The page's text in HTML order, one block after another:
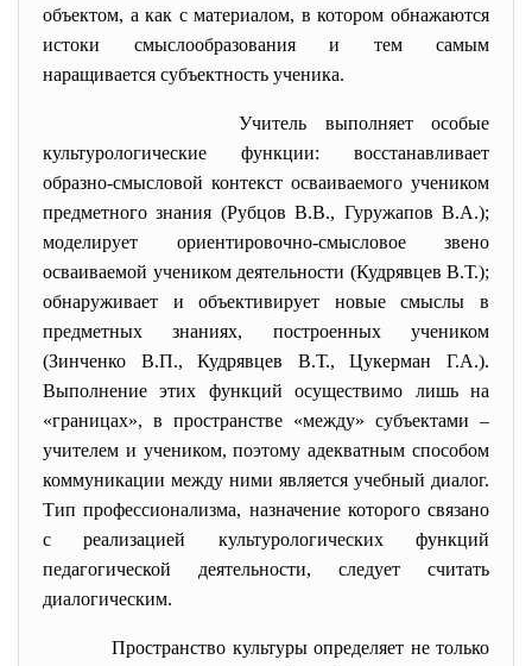
объектом, а как с материалом, в котором обнажаются
истоки смыслообразования и тем самым
наращивается субъектность ученика.
Учитель выполняет особые
культурологические функции: восстанавливает
образно-смысловой контекст осваиваемого учеником
предметного знания (Рубцов В.В., Гуружапов В.А.);
моделирует ориентировочно-смысловое звено
осваиваемой учеником деятельности (Кудрявцев В.Т.);
обнаруживает и объективирует новые смыслы в
предметных знаниях, построенных учеником
(Зинченко В.П., Кудрявцев В.Т., Цукерман Г.А.).
Выполнение этих функций осуществимо лишь на
«границах», в пространстве «между» субъектами –
учителем и учеником, поэтому адекватным способом
коммуникации между ними является учебный диалог.
Тип профессионализма, назначение которого связано
с реализацией культурологических функций
педагогической деятельности, следует считать
диалогическим.
Пространство культуры определяет не только